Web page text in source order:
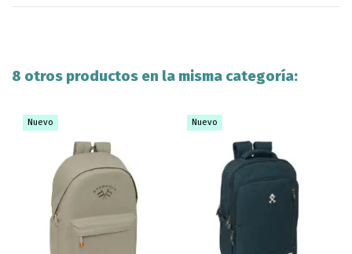
8 otros productos en la misma categoría:
Nuevo Nuevo